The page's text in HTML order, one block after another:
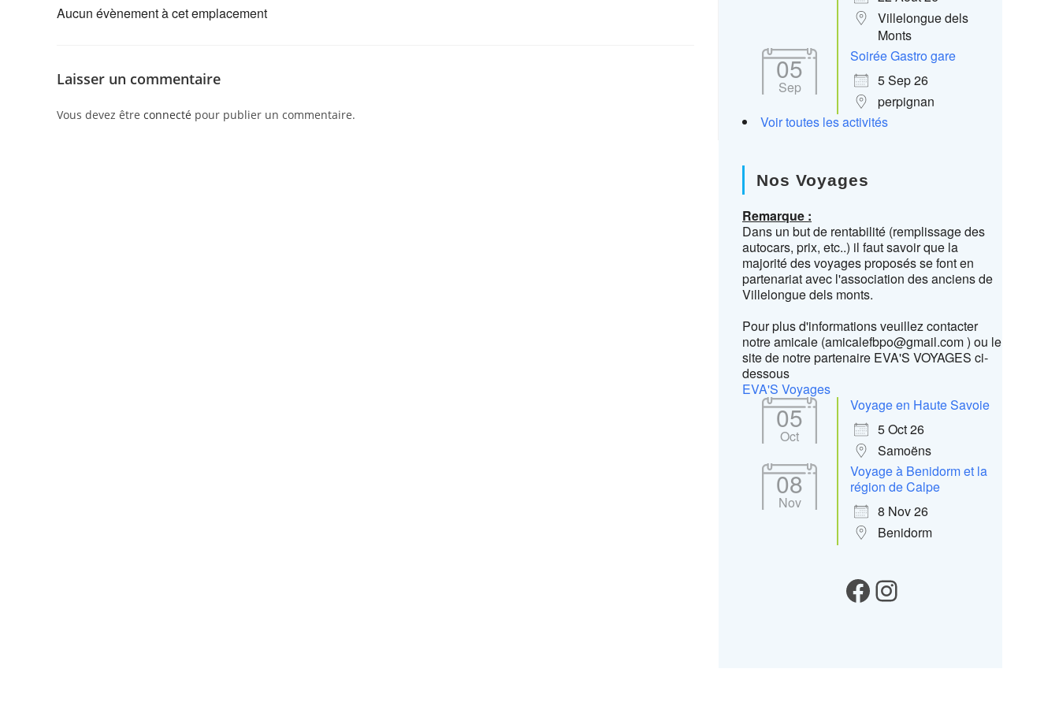
Aucun évènement à cet emplacement
Laisser un commentaire
Vous devez être connecté pour publier un commentaire.
Villelongue dels
Monts
05
Sep
Soirée Gastro gare
5 Sep 26
perpignan
Voir toutes les activités
Nos Voyages
Remarque :
Dans un but de rentabilité (remplissage des
autocars, prix, etc..) il faut savoir que la
majorité des voyages proposés se font en
partenariat avec l'association des anciens de
Villelongue dels monts.
Pour plus d'informations veuillez contacter
notre amicale (amicalefbpo@gmail.com ) ou le
site de notre partenaire EVA'S VOYAGES ci-
dessous
EVA'S Voyages
05
Oct
Voyage en Haute Savoie
5 Oct 26
Samoëns
08
Nov
Voyage à Benidorm et la
région de Calpe
8 Nov 26
Benidorm
Notre FacebookInstagram